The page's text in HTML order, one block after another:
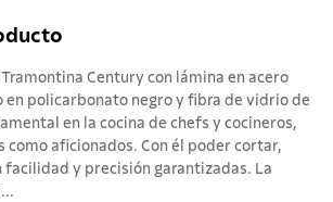
Century con lámina en acero
en policarbonato negro y fibra de vidrio de
en la cocina de chefs y cocineros,
aficionados. Con él poder cortar,
facilidad y precisión garantizadas. La